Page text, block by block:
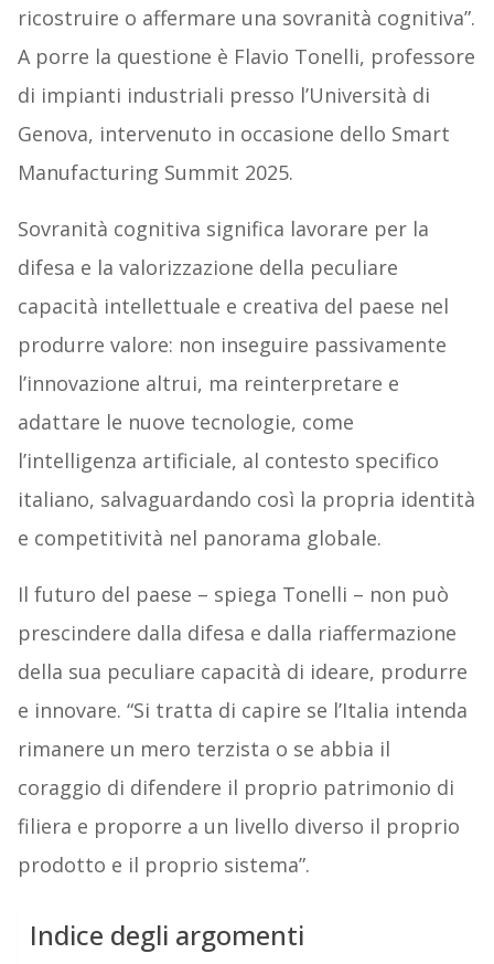
ricostruire o affermare una sovranità cognitiva”.
A porre la questione è Flavio Tonelli, professore
di impianti industriali presso l’Università di
Genova, intervenuto in occasione dello Smart
Manufacturing Summit 2025.
Sovranità cognitiva significa lavorare per la
difesa e la valorizzazione della peculiare
capacità intellettuale e creativa del paese nel
produrre valore: non inseguire passivamente
l’innovazione altrui, ma reinterpretare e
adattare le nuove tecnologie, come
l’intelligenza artificiale, al contesto specifico
italiano, salvaguardando così la propria identità
e competitività nel panorama globale.
Il futuro del paese – spiega Tonelli – non può
prescindere dalla difesa e dalla riaffermazione
della sua peculiare capacità di ideare, produrre
e innovare. “Si tratta di capire se l’Italia intenda
rimanere un mero terzista o se abbia il
coraggio di difendere il proprio patrimonio di
filiera e proporre a un livello diverso il proprio
prodotto e il proprio sistema”.
Indice degli argomenti